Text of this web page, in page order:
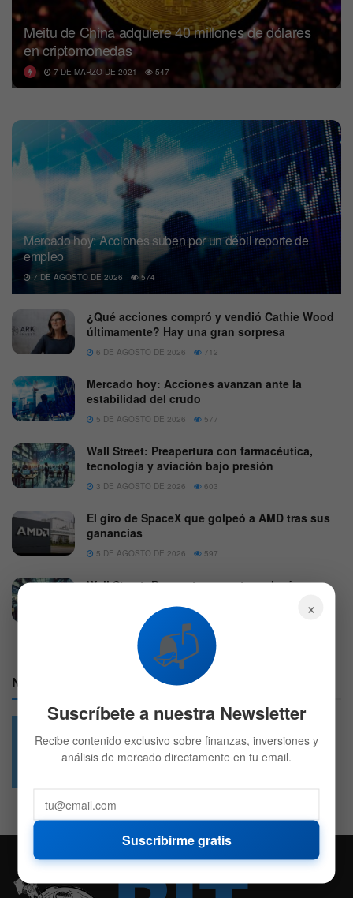
Meitu de China adquiere 40 millones de dólares
en criptomonedas
7 DE MARZO DE 2021 547
Mercado hoy: Acciones suben por un débil reporte de
empleo
7 DE AGOSTO DE 2026 574
¿Qué acciones compró y vendió Cathie Wood
últimamente? Hay una gran sorpresa
6 DE AGOSTO DE 2026 712
Mercado hoy: Acciones avanzan ante la
estabilidad del crudo
5 DE AGOSTO DE 2026 577
Wall Street: Preapertura con farmacéutica,
tecnología y aviación bajo presión
3 DE AGOSTO DE 2026 603
El giro de SpaceX que golpeó a AMD tras sus
ganancias
5 DE AGOSTO DE 2026 597
Wall Street: Preapertura con tecnología,
6 DE AGOSTO DE 2026 580
Nuestras Redes:
49.6k 4.7k
×
📬
Suscríbete a nuestra Newsletter
Recibe contenido exclusivo sobre finanzas, inversiones y
análisis de mercado directamente en tu email.
Suscribirme gratis